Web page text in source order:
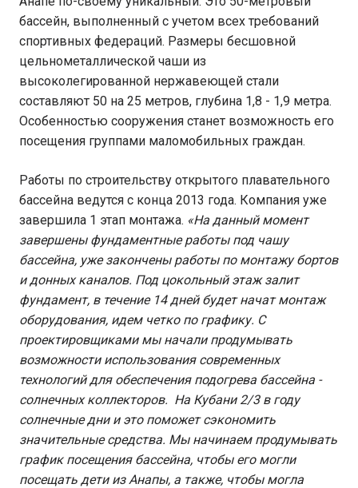
бассейн, выполненный с учетом всех требований
спортивных федераций. Размеры бесшовной
цельнометаллической чаши из
высоколегированной нержавеющей стали
составляют 50 на 25 метров, глубина 1,8 - 1,9 метра.
Особенностью сооружения станет возможность его
посещения группами маломобильных граждан.
Работы по строительству открытого плавательного
бассейна ведутся с конца 2013 года. Компания уже
завершила 1 этап монтажа. «На данный момент
завершены фундаментные работы под чашу
бассейна, уже закончены работы по монтажу бортов
и донных каналов. Под цокольный этаж залит
фундамент, в течение 14 дней будет начат монтаж
оборудования, идем четко по графику. С
проектировщиками мы начали продумывать
возможности использования современных
технологий для обеспечения подогрева бассейна -
солнечных коллекторов. На Кубани 2/3 в году
солнечные дни и это поможет сэкономить
значительные средства. Мы начинаем продумывать
график посещения бассейна, чтобы его могли
посещать дети из Анапы, а также, чтобы могла